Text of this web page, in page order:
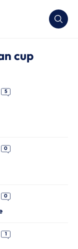
cup
5
0
0
1